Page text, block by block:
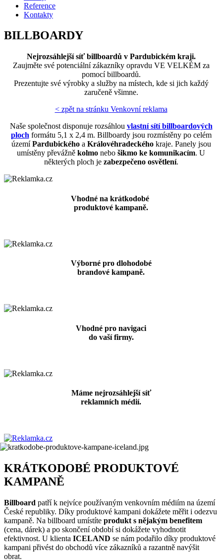
Reference
Kontakty
BILLBOARDY
Nejrozsáhlejší síť billboardů v Pardubickém kraji.
Zaujměte své potenciální zákazníky opravdu VE VELKÉM za
pomocí billboardů.
Prezentujte své výrobky a služby na místech, kde si jich každý
zaručeně všimne.
< zpět na stránku Venkovní reklama
Naše společnost disponuje rozsáhlou vlastní sítí billboardových
ploch formátu 5,1 x 2,4 m. Billboardy jsou rozmístěny po celém
územíPardubickéhoa Královéhradeckéhokraje. Panely jsou
umístěny převážně kolmo nebo šikmo ke komunikacím. U
některých ploch je zabezpečeno osvětlení.
Vhodné na krátkodobé
produktové kampaně.
Výborné pro dlohodobé
brandové kampaně.
Vhodné pro navigaci
do vaší firmy.
Máme nejrozsáhlejší síť
reklamních médií.
KRÁTKODOBÉ PRODUKTOVÉ
KAMPANĚ
Billboard patří k nejvíce používaným venkovním médiím na území
České republiky. Díky produktové kampani dokážete měřit i odezvu
kampaně. Na billboard umístíte produkt s nějakým benefitem
(cena, dárek) a po skončení období si dokážete vyhodnotit
efektivnost. U klienta ICELAND se nám podařilo díky produktové
kampani přivést do obchodů více zákazníků a razantně navýšit
obrat.